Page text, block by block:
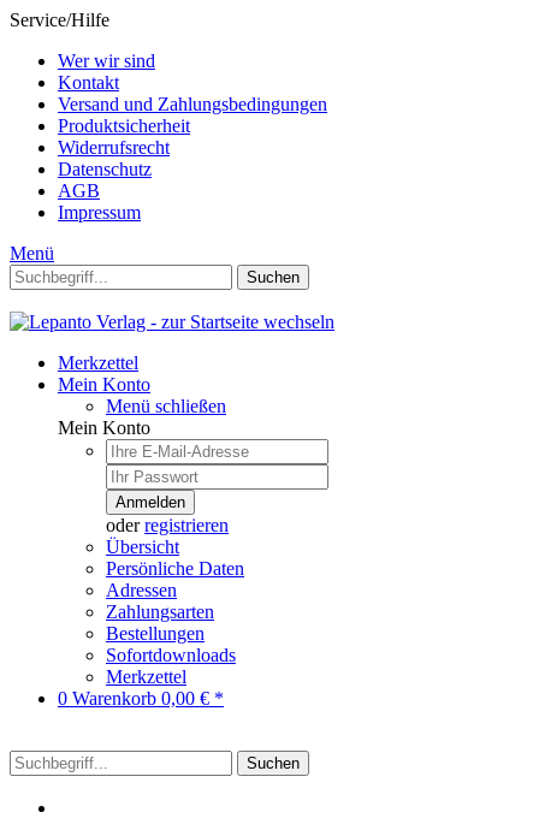
Service/Hilfe
Wer wir sind
Kontakt
Versand und Zahlungsbedingungen
Produktsicherheit
Widerrufsrecht
Datenschutz
AGB
Impressum
Menü
Suchen
Merkzettel
Mein Konto
Menü schließen
Mein Konto
Anmelden
oderregistrieren
Übersicht
Persönliche Daten
Adressen
Zahlungsarten
Bestellungen
Sofortdownloads
Merkzettel
0 Warenkorb 0,00 € *
Suchen